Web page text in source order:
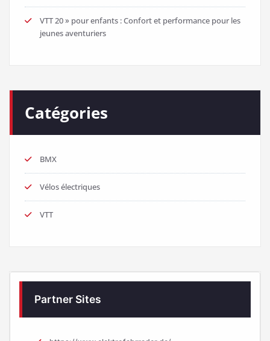
VTT 20 » pour enfants : Confort et performance pour les
jeunes aventuriers
Catégories
BMX
Vélos électriques
VTT
Partner Sites